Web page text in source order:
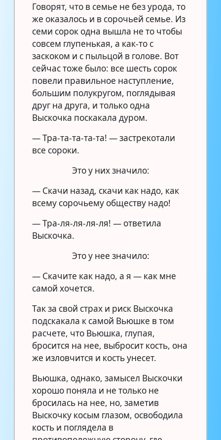
Говорят, что в семье не без урода, то
же оказалось и в сорочьей семье. Из
семи сорок одна вышла не то чтобы
совсем глупенькая, а как-то с
заскоком и с пыльцой в голове. Вот
сейчас тоже было: все шесть сорок
повели правильное наступление,
большим полукругом, поглядывая
друг на друга, и только одна
Выскочка поскакала дуром.
— Тра-та-та-та-та! — застрекотали
все сороки.
Это у них значило:
— Скачи назад, скачи как надо, как
всему сорочьему обществу надо!
— Тра-ля-ля-ля-ля! — ответила
Выскочка.
Это у нее значило:
— Скачите как надо, а я — как мне
самой хочется.
Так за свой страх и риск Выскочка
подскакала к самой Вьюшке в том
расчете, что Вьюшка, глупая,
бросится на нее, выбросит кость, она
же изловчится и кость унесет.
Вьюшка, однако, замысел Выскочки
хорошо поняла и не только не
бросилась на нее, но, заметив
Выскочку косым глазом, освободила
кость и поглядела в